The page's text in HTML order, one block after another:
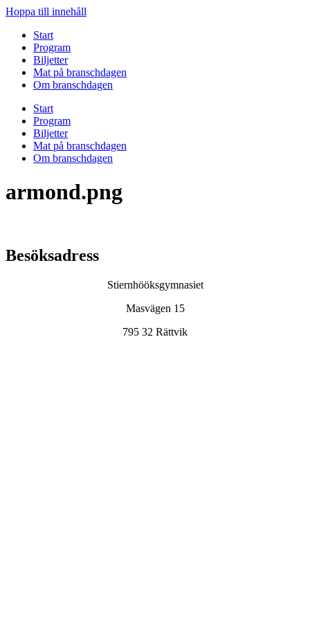
Hoppa till innehåll
Start
Program
Biljetter
Mat på branschdagen
Om branschdagen
Start
Program
Biljetter
Mat på branschdagen
Om branschdagen
armond.png
Besöksadress
Stiernhööksgymnasiet
Masvägen 15
795 32 Rättvik